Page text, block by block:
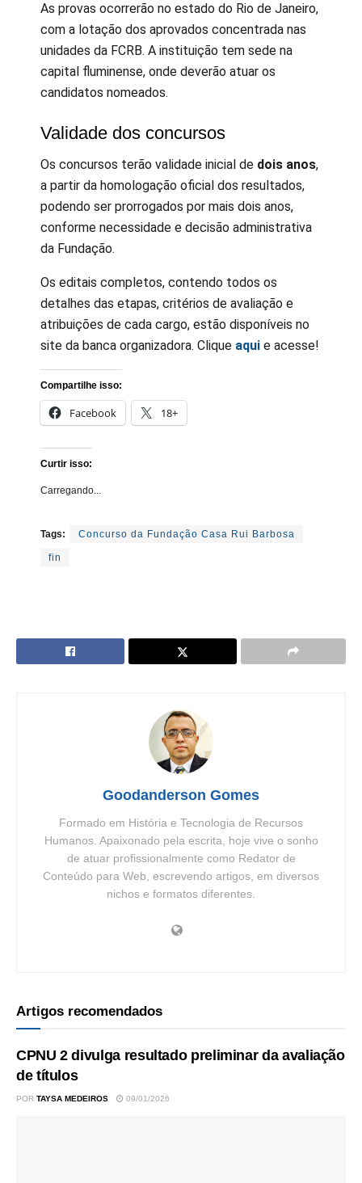
As provas ocorrerão no estado do Rio de Janeiro,
com a lotação dos aprovados concentrada nas
unidades da FCRB. A instituição tem sede na
capital fluminense, onde deverão atuar os
candidatos nomeados.
Validade dos concursos
Os concursos terão validade inicial de dois anos,
a partir da homologação oficial dos resultados,
podendo ser prorrogados por mais dois anos,
conforme necessidade e decisão administrativa
da Fundação.
Os editais completos, contendo todos os
detalhes das etapas, critérios de avaliação e
atribuições de cada cargo, estão disponíveis no
site da banca organizadora. Clique aqui e acesse!
Compartilhe isso:
Facebook 18+
Curtir isso:
Carregando...
Tags: Concurso da Fundação Casa Rui Barbosa
fin
Goodanderson Gomes
Formado em História e Tecnologia de Recursos
Humanos. Apaixonado pela escrita, hoje vive o sonho
de atuar profissionalmente como Redator de
Conteúdo para Web, escrevendo artigos, em diversos
nichos e formatos diferentes.
Artigos recomendados
CPNU 2 divulga resultado preliminar da avaliação
de títulos
POR TAYSA MEDEIROS 09/01/2026